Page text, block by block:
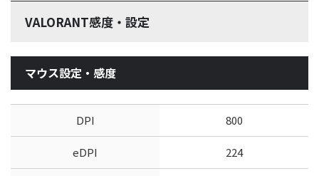
VALORANT感度・設定
マウス設定・感度
DPI 800
eDPI 224